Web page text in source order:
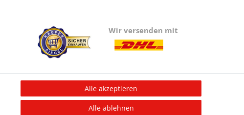
Wir versenden mit
Information
Informationen für Vereine
Alle akzeptieren
Alle ablehnen